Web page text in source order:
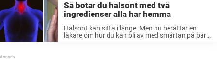
Så botar du halsont med två
ingredienser alla har hemma
Halsont kan sitta i länge. Men nu berättar en
läkare om hur du kan bli av med smärtan på bara